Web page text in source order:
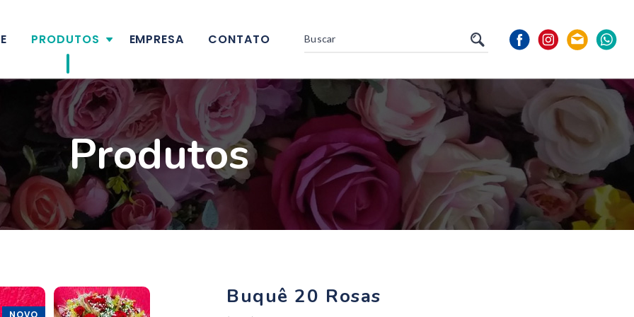
PRODUTOS EMPRESA CONTATO
Produtos
NOVO
Buquê 20 Rosas